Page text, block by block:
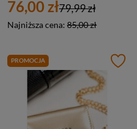
76,00 zł
Najniższa cena: 85,00 zł
79,99 zł
PROMOCJA